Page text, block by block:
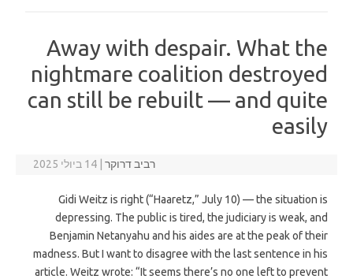
Away with despair. What the
nightmare coalition destroyed
can still be rebuilt — and quite
easily
רביב דרוקר 14 ביולי 2025
Gidi Weitz is right (“Haaretz,” July 10) — the situation is
depressing. The public is tired, the judiciary is weak, and
Benjamin Netanyahu and his aides are at the peak of their
madness. But I want to disagree with the last sentence in his
article. Weitz wrote: “It seems there’s no one left to prevent